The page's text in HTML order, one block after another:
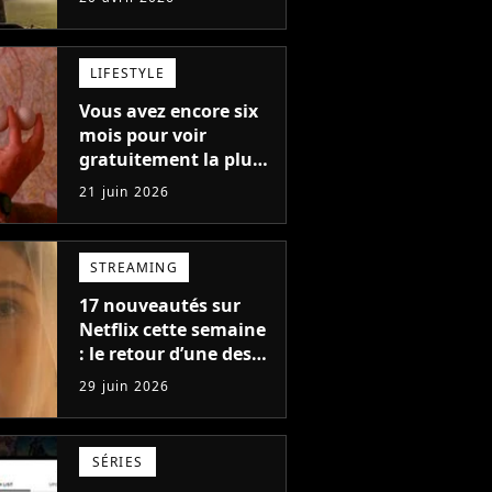
avec Charlize Theron
LIFESTYLE
Vous avez encore six
mois pour voir
gratuitement la plus
grande série de tous
les temps !
21 juin 2026
STREAMING
17 nouveautés sur
Netflix cette semaine
: le retour d’une des
sagas les plus
populaires de la
plateforme et un
nouveau contenu
interactif
29 juin 2026
SÉRIES